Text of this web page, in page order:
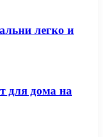
легко и
для дома на